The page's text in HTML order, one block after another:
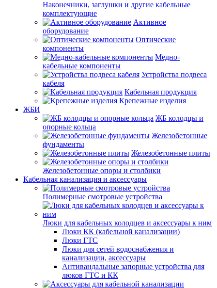
Наконечники, заглушки и другие кабельные
комплектующие
Активное
оборудование
Оптические
компоненты
Медно-
кабельные компоненты
Устройства подвеса
кабеля
Кабельная продукция
Крепежные изделия
ЖБИ
ЖБ колодцы и
опорные кольца
Железобетонные
фундаменты
Железобетонные плиты
Железобетонные опоры и столбики
Кабельная канализация и аксессуары
Полимерные смотровые устройства
Люки для кабельных колодцев и аксессуары к ним
Люки КК (кабельной канализации)
Люки ГТС
Люки для сетей водоснабжения и
канализации, аксессуары
Антивандальные запорные устройства для
люков ГТС и КК